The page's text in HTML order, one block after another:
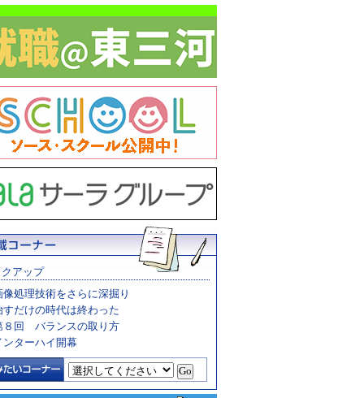
アップ
像処理技術をさらに深掘り
すだけの時代は終わった
８回 バランスの取り方
ンターハイ開幕